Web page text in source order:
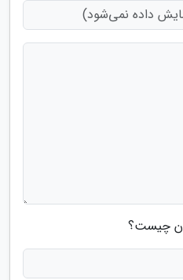
چیست؟